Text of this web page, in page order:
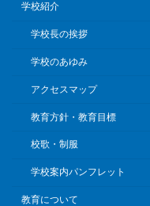
学校紹介
学校長の挨拶
学校のあゆみ
アクセスマップ
教育方針・教育目標
校歌・制服
学校案内パンフレット
教育について